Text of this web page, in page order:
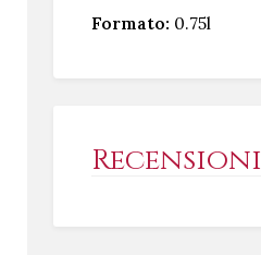
Formato: 0.75l
Recensioni